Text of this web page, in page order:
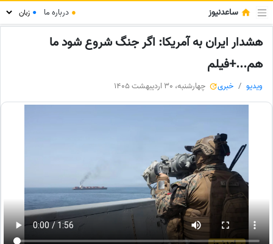
ساعدنیوز ● درباره ما ●
هشدار ایران به آمریکا: اگر جنگ شروع شود ما
هم...+فیلم
ویدیو خبری چهارشنبه، 30 اردیبهشت 1405